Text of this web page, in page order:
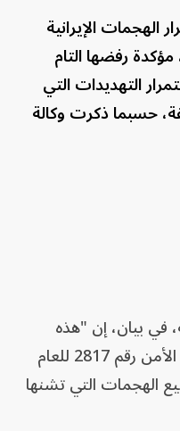
الهجمات الإيرانية
رفضها التام
التهديدات التي
حسبما ذكرت وكالة
في بيان، إن "هذه
الاعتداءات تخالف قرار مجلس الأمن رقم 2817 للعام
الهجمات التي تشنها